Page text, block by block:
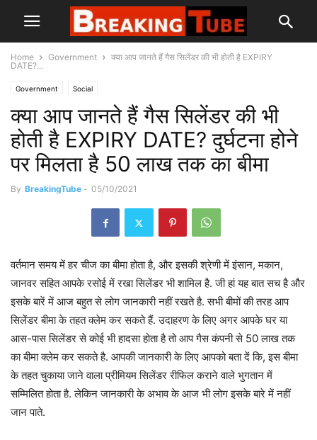
Home Government
क्या आप जानते हैं गैस सिलेंडर की भी होती है EXPIRY
DATE?...
Government Social
क्या आप जानते हैं गैस सिलेंडर की भी
होती है EXPIRY DATE? दुर्घटना होने
पर मिलता है 50 लाख तक का बीमा
By BreakingTube - 05/10/2021
वर्तमान समय में हर चीज का बीमा होता है, और इसकी श्रेणी में इंसान, मकान,
जानवर सहित आपके रसोई में रखा सिलेंडर भी शामिल है. जी हां यह बात सच है और
इसके बारें में आज बहुत से लोग जानकारी नहीं रखते है. सभी बीमों की तरह आप
सिलेंडर बीमा के तहत क्लेम कर सकते हैं. उदाहरण के लिए अगर आपके घर या
आस-पास सिलेंडर से कोई भी हादसा होता है तो आप गैस कंपनी से 50 लाख तक
का बीमा क्लेम कर सकते है. आपकी जानकारी के लिए आपको बता दें कि, इस बीमा
के तहत चुकाया जाने वाला प्रीमियम सिलेंडर रीफिल कराने वाले भुगतान में
सम्मिलित होता है. लेकिन जानकारी के अभाव के आज भी लोग इसके बारे में नहीं
जान पाते.